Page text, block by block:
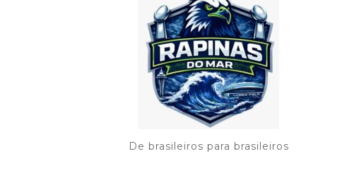
De brasileiros para brasileiros